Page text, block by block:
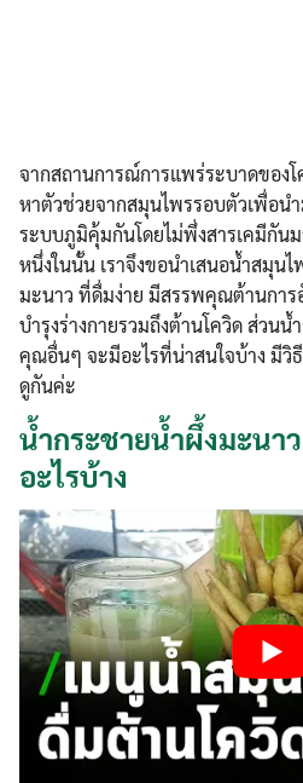
จากสถานการณ์การแพร่ระบาดของ
หาตัวช่วยจากสมุนไพรรอบตัวเพื่อนำ
ระบบภูมิคุ้มกันโดยไม่พึ่งสารเคมีกัน
หนึ่งในนั้น เราจึงขอนำเสนอน้ำสมุน
มะนาว ที่ดื่มง่าย มีสรรพคุณต้านการ
บำรุงร่างกายรวมถึงต้านโควิด ส่วน
คุณอื่นๆ จะมีอะไรที่น่าสนใจบ้าง มีวิ
ดูกันค่ะ
น้ำกระชายน้ำผึ้งมะน
อะไรบ้าง